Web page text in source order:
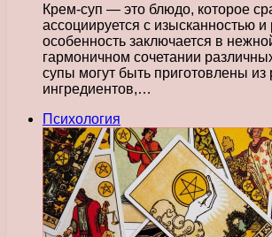
Крем-суп — это блюдо, которое
ассоциируется с изысканностью
особенность заключается в
гармоничном сочетании
супы могут быть приготовлены из
ингредиентов,…
Психология